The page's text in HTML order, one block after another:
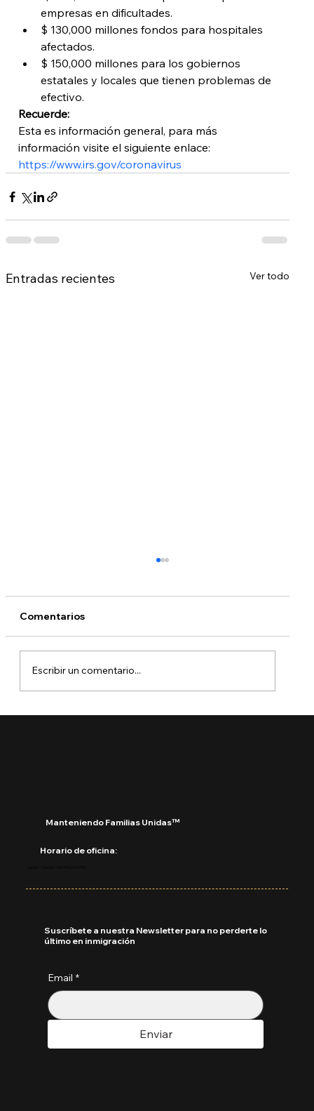
empresas en dificultades.
$ 130,000 millones fondos para hospitales
afectados.
$ 150,000 millones para los gobiernos
estatales y locales que tienen problemas de
efectivo.
Recuerde:
Esta es información general, para más
información visite el siguiente enlace:
https://www.irs.gov/coronavirus
Entradas recientes Ver todo
¿Qué está pasando con DACA?
Comentarios
Escribir un comentario...
Manteniendo Familias Unidas™
Horario de oficina:
Email *
Enviar
Suscríbete a nuestra Newsletter para no perderte lo
último en inmigración